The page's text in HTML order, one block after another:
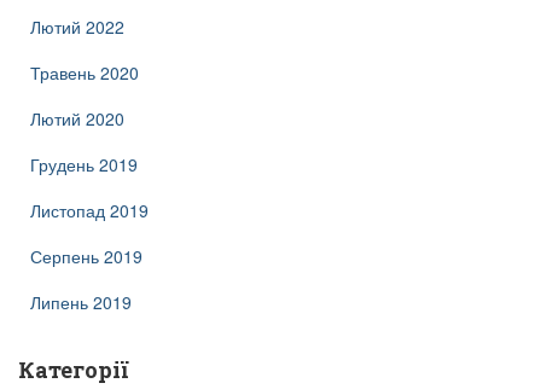
Лютий 2022
Травень 2020
Лютий 2020
Грудень 2019
Листопад 2019
Серпень 2019
Липень 2019
Категорії